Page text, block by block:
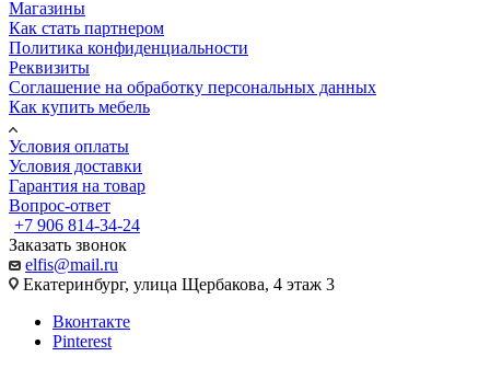
Магазины
Как стать партнером
Политика конфиденциальности
Реквизиты
Соглашение на обработку персональных данных
Как купить мебель
Условия оплаты
Условия доставки
Гарантия на товар
Вопрос-ответ
+7 906 814-34-24
Заказать звонок
elfis@mail.ru
Екатеринбург, улица Щербакова, 4 этаж 3
Вконтакте
Pinterest